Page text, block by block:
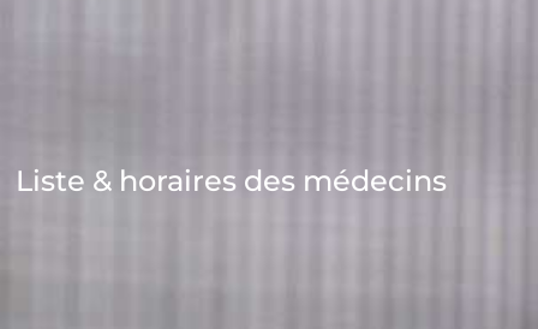
Liste & horaires des médecins